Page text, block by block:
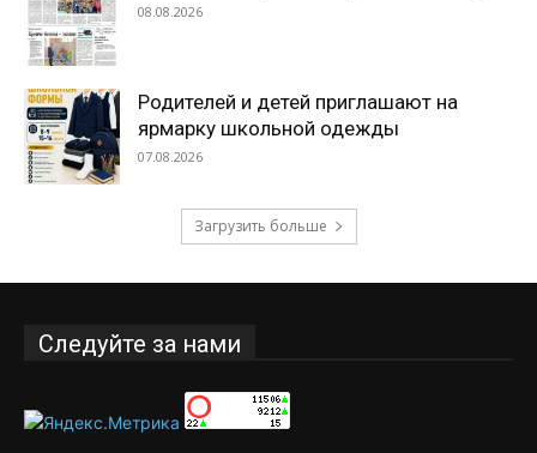
08.08.2026
Родителей и детей приглашают на
ярмарку школьной одежды
07.08.2026
Загрузить больше
Следуйте за нами